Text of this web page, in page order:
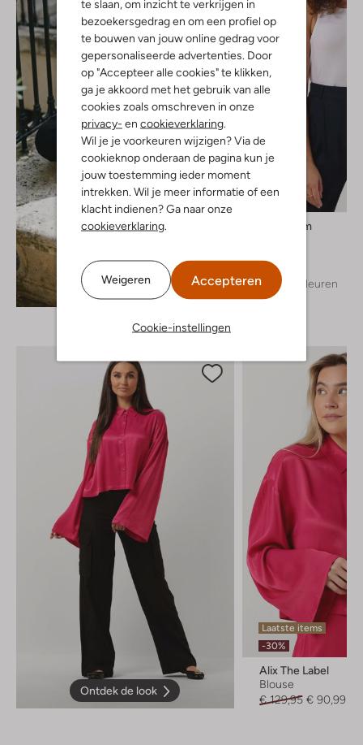
te slaan, om inzicht te verkrijgen in
bezoekersgedrag en om een profiel op
te bouwen van jouw online gedrag voor
gepersonaliseerde advertenties. Door
op "Accepteer alle cookies" te klikken,
ga je akkoord met het gebruik van alle
cookies zoals omschreven in onze
privacy- en cookieverklaring
Wil je je voorkeuren wijzigen? Via de
cookieknop onderaan de pagina kun je
jouw toestemming ieder moment
intrekken. Wil je meer informatie of een
klacht indienen? Ga naar onze
cookieverklaring
Weigeren Accepteren
Cookie-instellingen
Ontdek de look
Modström
+ meer kleuren
Ontdek de look
Laatste items
-30%
Alix The Label
Blouse
€ 129,95 € 90,99